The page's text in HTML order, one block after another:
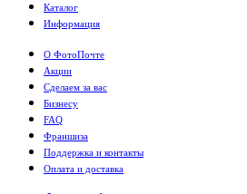
Каталог
Информация
О ФотоПочте
Акции
Сделаем за вас
Бизнесу
FAQ
Франшиза
Поддержка и контакты
Оплата и доставка